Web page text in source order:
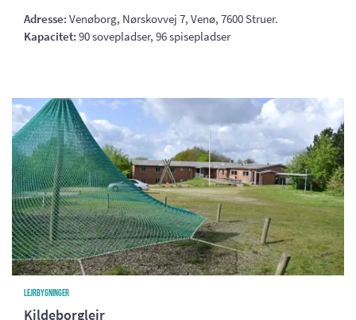
Adresse: Venøborg, Nørskovvej 7, Venø, 7600 Struer.
Kapacitet: 90 sovepladser, 96 spisepladser
Lejrbygninger
Kildeborglejr